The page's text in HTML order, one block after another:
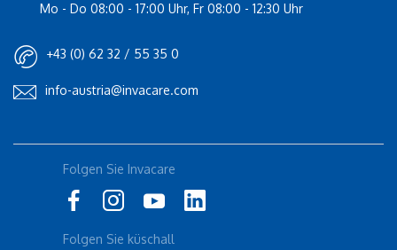
Mo - Do 08:00 - 17:00 Uhr, Fr 08:00 - 12:30 Uhr
+43 (0) 62 32 / 55 35 0
info-austria@invacare.com
Folgen Sie Invacare
Folgen Sie küschall
Rolli-Community
Instagram
Küschall